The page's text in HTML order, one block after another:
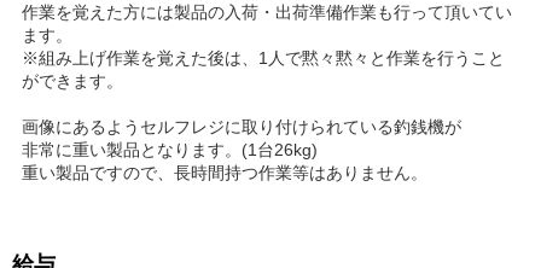
作業を覚えた方には製品の入荷・出荷準備作業も行って頂いてい
ます。
※組み上げ作業を覚えた後は、1人で黙々黙々と作業を行うこと
ができます。
画像にあるようセルフレジに取り付けられている釣銭機が
非常に重い製品となります。(1台26kg)
重い製品ですので、長時間持つ作業等はありません。